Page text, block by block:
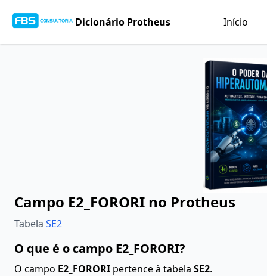
Dicionário Protheus Início
Campo E2_FORORI no Protheus
Tabela SE2
O que é o campo E2_FORORI?
O campo E2_FORORI pertence à tabela SE2.